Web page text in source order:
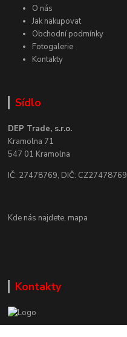
O nás
Jak nakupovat
Obchodní podmínky
Fotogalerie
Kontakty
Sídlo
DEP Trade, s.r.o.
Kramolna 71
547 01 Kramolna
IČ: 27478769, DIČ: CZ27478769
Kde nás najdete, mapa
Kontakty